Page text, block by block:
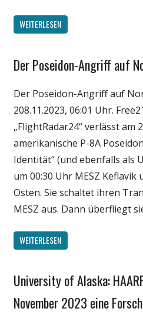
WEITERLESEN
Gesellschaft
Politik
Wirtschaft
Wissenschaft
Der Poseidon-Angriff auf
Der Poseidon-Angriff auf
208.11.2023, 06:01 Uhr.
„FlightRadar24“ verlässt am
amerikanische P-8A
Identität“ (und ebenfalls als
um 00:30 Uhr MESZ
Osten. Sie schaltet ihren
MESZ aus. Dann überfliegt
WEITERLESEN
Gesellschaft
Medien
University of Alaska:
November 2023 eine